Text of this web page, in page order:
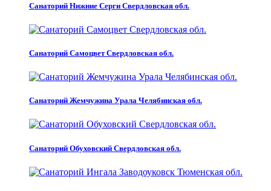
Санаторий Нижние Серги Свердловская обл.
Санаторий Самоцвет Свердловская обл.
Санаторий Жемчужина Урала Челябинская обл.
Санаторий Обуховский Свердловская обл.